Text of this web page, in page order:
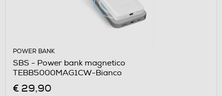
POWER BANK
SBS - Power bank magnetico
TEBB5000MAG1CW-Bianco
€ 29,90